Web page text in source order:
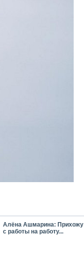
Алёна Ашмарина: Прихожу
с работы на работу...